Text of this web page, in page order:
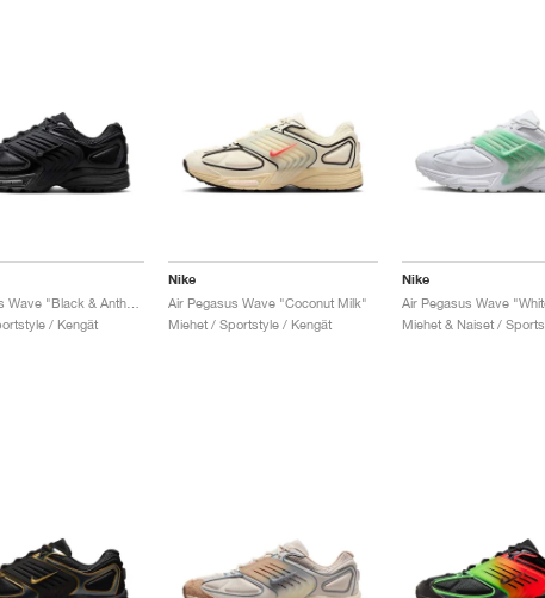
/ Kengät
Nike
Air Pegasus Wave "Coconut Milk"
Miehet / Sportstyle / Kengät
Nike